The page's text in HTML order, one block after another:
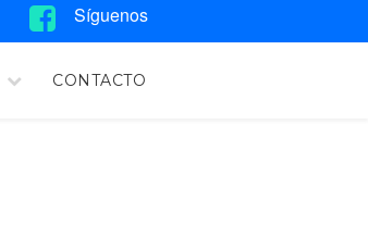
Síguenos
CONTACTO